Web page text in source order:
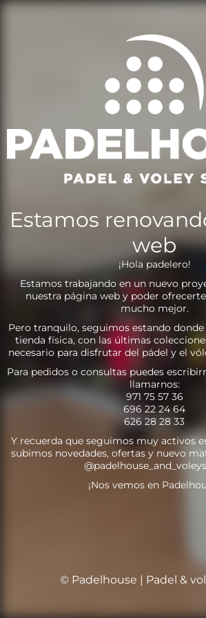
Estamos
web
¡Hola padelero!
Estamos trabajando en un nuevo
nuestra página web y poder
mucho mejor.
Pero tranquilo, seguimos estando
tienda física, con las últimas
necesario para disfrutar del pádel y el
Para pedidos o consultas puedes
llamarnos:
971 75 57 36
696 22 24 64
626 28 28 33
Y recuerda que seguimos muy activos
subimos novedades, ofertas y nuevo
¡Nos vemos en
© Padelhouse | Padel &